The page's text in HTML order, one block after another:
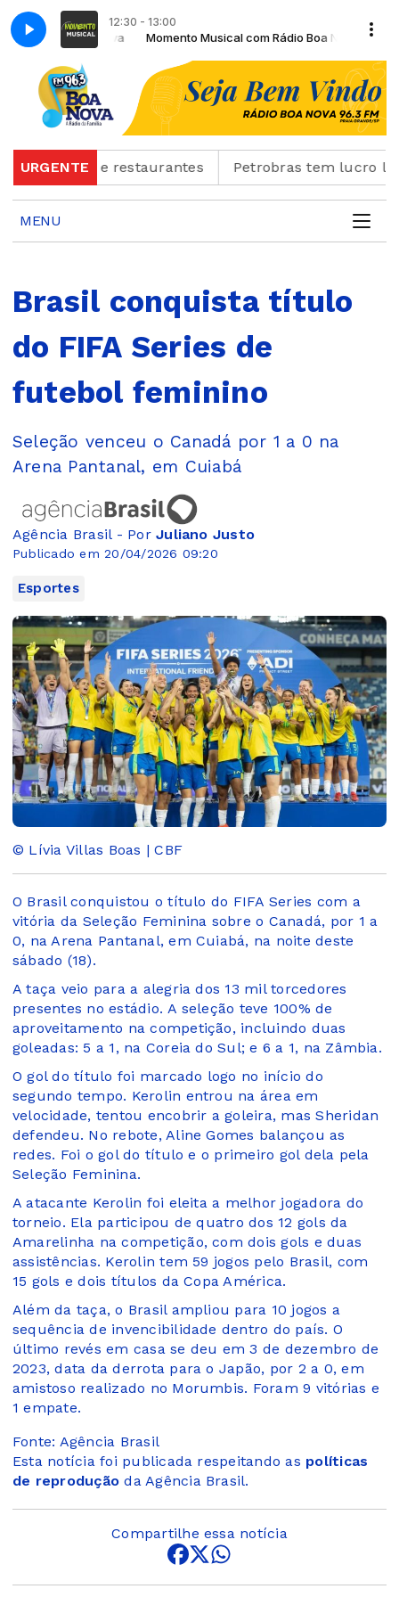
12:30 - 13:00
Rádio Boa Nova Momento Musical com Rádio Boa Nova
URGENTE
bares e restaurantes Petrobras tem lucro líquido
MENU
Brasil conquista título
do FIFA Series de
futebol feminino
Seleção venceu o Canadá por 1 a 0 na
Arena Pantanal, em Cuiabá
Agência Brasil - PorJuliano Justo
Publicado em 20/04/2026 09:20
Esportes
© Lívia Villas Boas | CBF
O Brasil conquistou o título do FIFA Series com a
vitória da Seleção Feminina sobre o Canadá, por 1 a
0, na Arena Pantanal, em Cuiabá, na noite deste
sábado (18).
A taça veio para a alegria dos 13 mil torcedores
presentes no estádio. A seleção teve 100% de
aproveitamento na competição, incluindo duas
goleadas: 5 a 1, na Coreia do Sul; e 6 a 1, na Zâmbia.
O gol do título foi marcado logo no início do
segundo tempo. Kerolin entrou na área em
velocidade, tentou encobrir a goleira, mas Sheridan
defendeu. No rebote, Aline Gomes balançou as
redes. Foi o gol do título e o primeiro gol dela pela
Seleção Feminina.
A atacante Kerolin foi eleita a melhor jogadora do
torneio. Ela participou de quatro dos 12 gols da
Amarelinha na competição, com dois gols e duas
assistências. Kerolin tem 59 jogos pelo Brasil, com
15 gols e dois títulos da Copa América.
Além da taça, o Brasil ampliou para 10 jogos a
sequência de invencibilidade dentro do país. O
último revés em casa se deu em 3 de dezembro de
2023, data da derrota para o Japão, por 2 a 0, em
amistoso realizado no Morumbis. Foram 9 vitórias e
1 empate.
Fonte: Agência Brasil
Esta notícia foi publicada respeitando as políticas
de reprodução da Agência Brasil.
Compartilhe essa notícia